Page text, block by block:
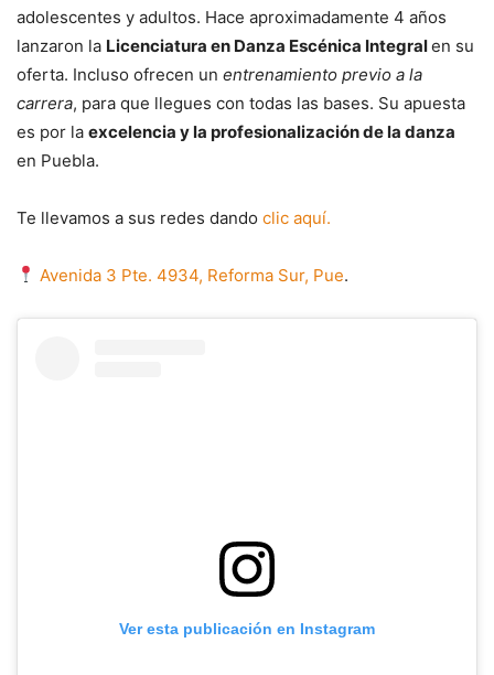
adolescentes y adultos. Hace aproximadamente 4 años
lanzaron la Licenciatura en Danza Escénica Integralen su
oferta. Incluso ofrecen un entrenamiento previo a la
carrera, para que llegues con todas las bases. Su apuesta
es por la excelencia y la profesionalización de la danza
en Puebla.
Te llevamos a sus redes dando clic aquí.
Avenida 3 Pte. 4934, Reforma Sur, Pue.
Ver esta publicación en Instagram